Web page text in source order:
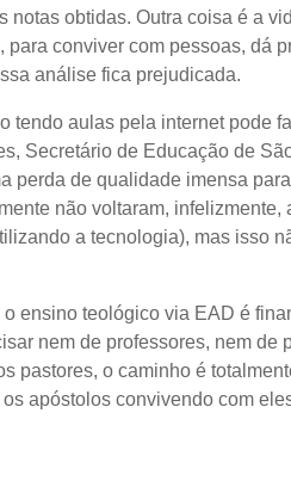
obtidas. Outra coisa é a
conviver com pessoas, dá
análise fica prejudicada.
aulas pela internet pode
Secretário de Educação de
perda de qualidade imensa
não voltaram,
a tecnologia), mas isso
ensino teológico via EAD é
nem de professores, nem
pastores, o caminho é
apóstolos convivendo com